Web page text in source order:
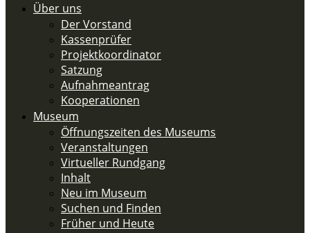
Über uns
Der Vorstand
Kassenprüfer
Projektkoordinator
Satzung
Aufnahmeantrag
Kooperationen
Museum
Öffnungszeiten des Museums
Veranstaltungen
Virtueller Rundgang
Inhalt
Neu im Museum
Suchen und Finden
Früher und Heute